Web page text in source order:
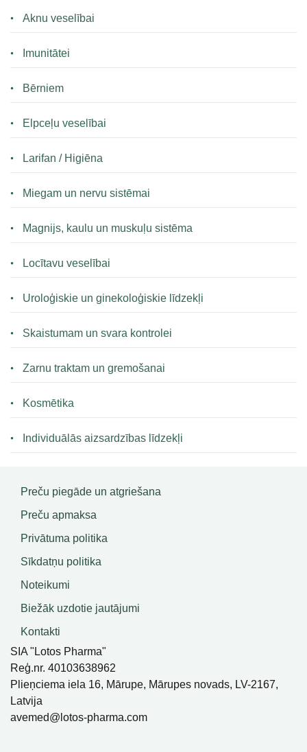
Aknu veselībai
Imunitātei
Bērniem
Elpceļu veselībai
Larifan / Higiēna
Miegam un nervu sistēmai
Magnijs, kaulu un muskuļu sistēma
Locītavu veselībai
Uroloģiskie un ginekoloģiskie līdzekļi
Skaistumam un svara kontrolei
Zarnu traktam un gremošanai
Kosmētika
Individuālās aizsardzības līdzekļi
Preču piegāde un atgriešana
Preču apmaksa
Privātuma politika
Sīkdatņu politika
Noteikumi
Biežāk uzdotie jautājumi
Kontakti
SIA "Lotos Pharma"
Reģ.nr. 40103638962
Plieņciema iela 16, Mārupe, Mārupes novads, LV-2167,
Latvija
avemed@lotos-pharma.com